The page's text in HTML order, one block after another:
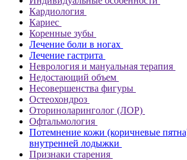
Кардиология
Кариес
Коренные зубы
Лечение боли в ногах
Лечение гастрита
Неврология и мануальная терапия
Недостающий объем
Несовершенства фигуры
Остеохондроз
Оториноларинголог (ЛОР)
Офтальмология
Потемнение кожи (коричневые
внутренней лодыжки
Признаки старения